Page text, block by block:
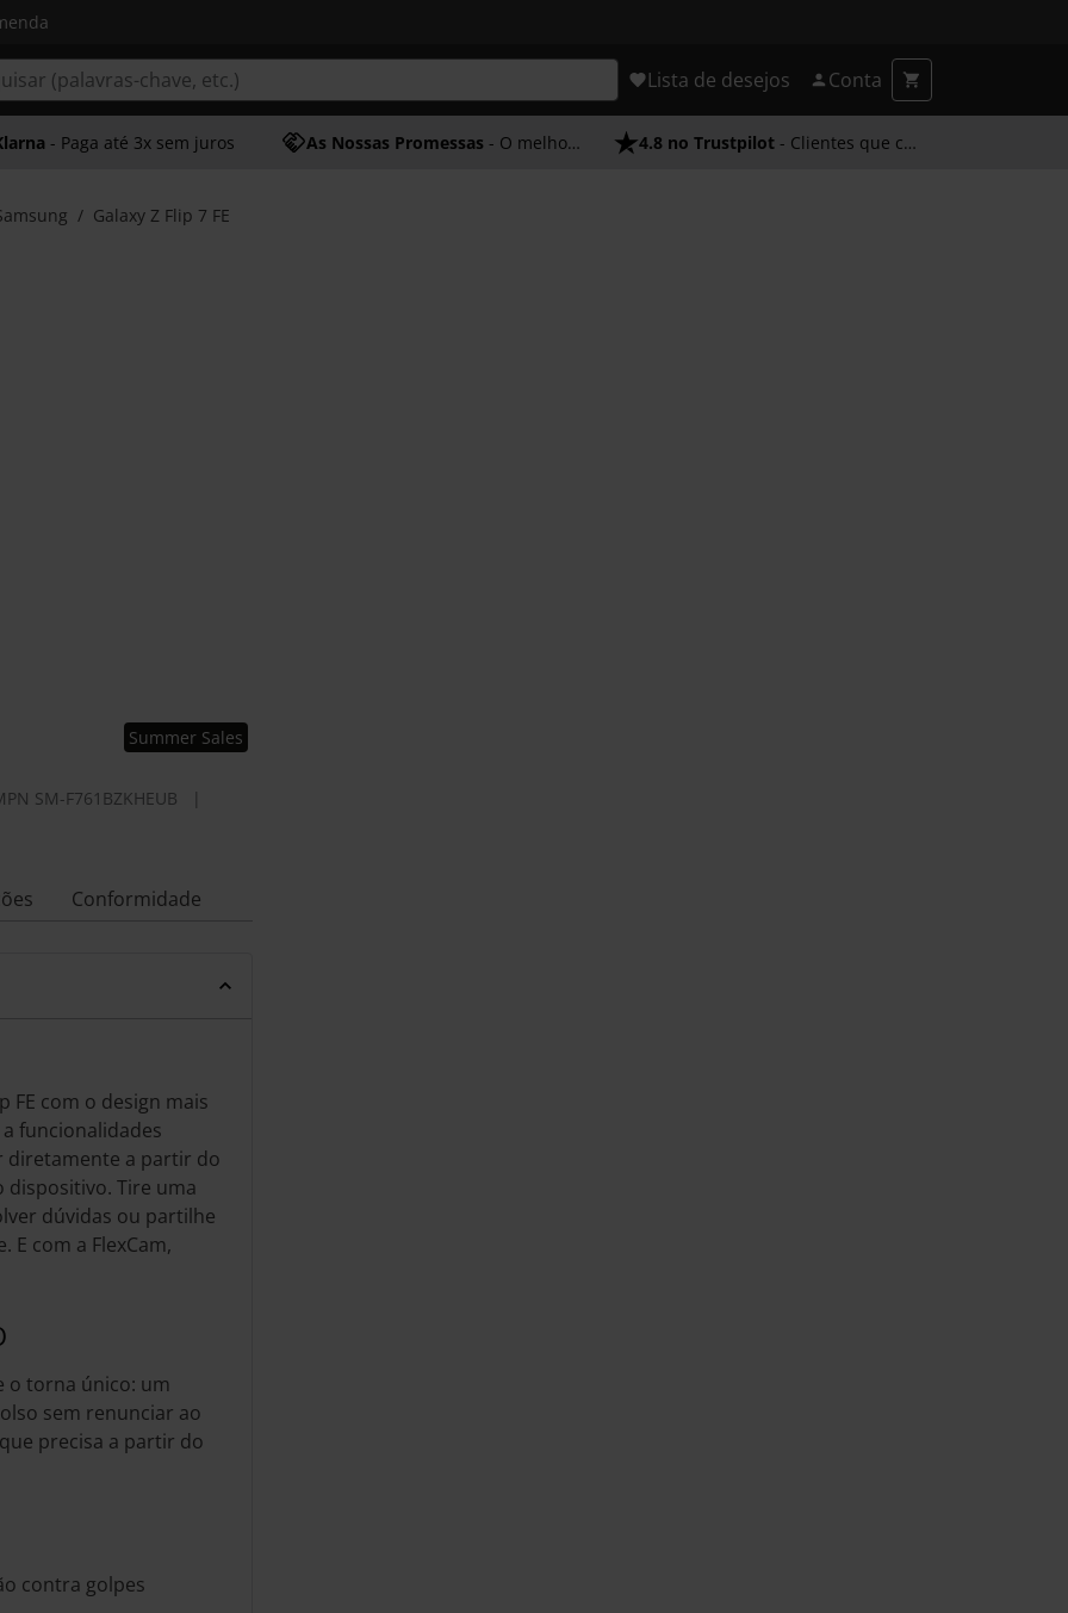
Lista de desejos Conta
- Paga até 3x sem juros As Nossas Promessas - O melhor atendimento 4.8 no Trustpilot - Clientes que confiam em nós
Galaxy Z Flip 7 FE
Summer Sales
SM-F761BZKHEUB
Conformidade
FE com o design mais
funcionalidades
diretamente a partir do
dispositivo. Tire uma
dúvidas ou partilhe
E com a FlexCam,
o torna único: um
sem renunciar ao
precisa a partir do
contra golpes